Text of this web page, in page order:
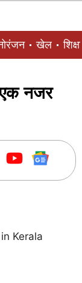
खेल शिक्षा
एक नजर